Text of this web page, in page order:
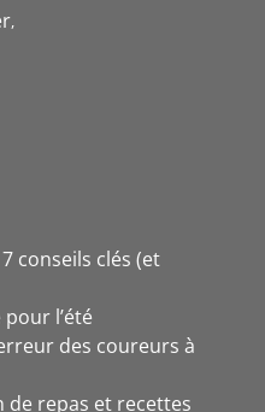
conseils clés (et
l’été
des coureurs à
de repas et recettes